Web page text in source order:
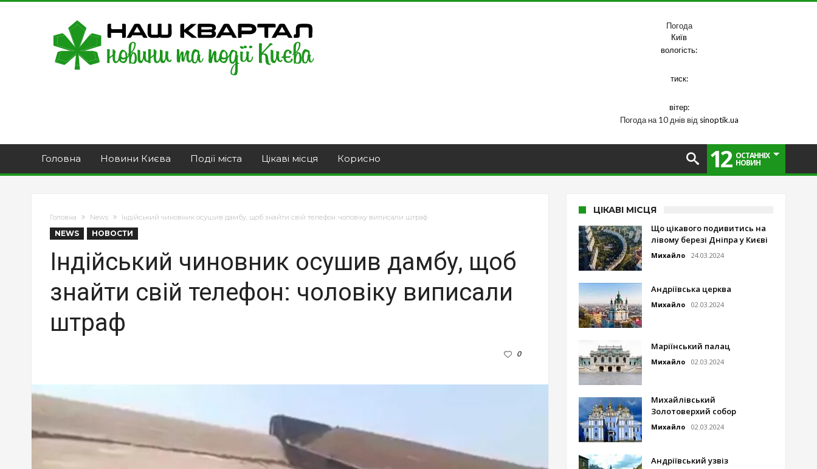
Погода
Київ
вологість:
тиск:
вітер:
Погода на 10 днів від sinoptik.ua
Головна Новини Києва Події міста Цікаві місця Корисно 12 ОСТАННІХ
НОВИН
Головна News Індійський чиновник осушив дамбу, щоб знайти свій телефон: чоловіку виписали штраф
NEWS НОВОСТИ
Індійський чиновник осушив дамбу, щоб
знайти свій телефон: чоловіку виписали
штраф
0
ЦІКАВІ МІСЦЯ
Що цікавого подивитись на
лівому березі Дніпра у Києві
Михайло 24.03.2024
Андріївська церква
Михайло 02.03.2024
Маріїнський палац
Михайло 02.03.2024
Михайлівський
Золотоверхий собор
Михайло 02.03.2024
Андріївський узвіз